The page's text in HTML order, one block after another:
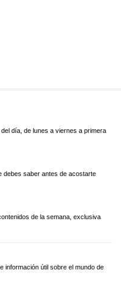
día, de lunes a viernes a primera
debes saber antes de acostarte
de la semana, exclusiva
información útil sobre el mundo de